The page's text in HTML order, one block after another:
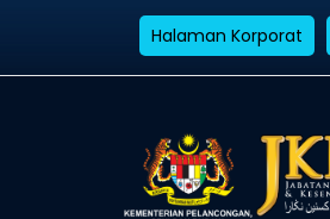
Halaman Korporat